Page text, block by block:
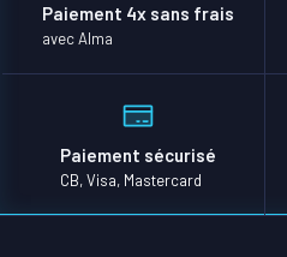
Paiement 4x sans frais
avec Alma
Paiement sécurisé
CB, Visa, Mastercard